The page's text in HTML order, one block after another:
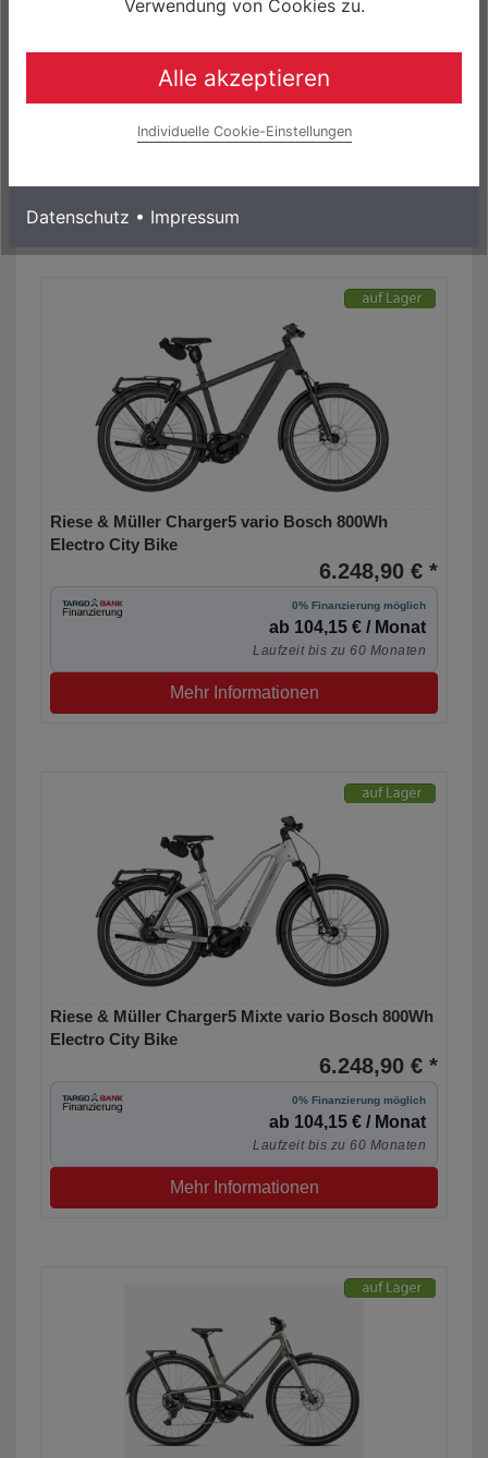
City Bike
6.468,70 € *
ab 107,81 € / Monat
Riese & Müller Charger5 vario Bosch 800Wh
Electro City Bike
6.248,90 € *
0% Finanzierung möglich
ab 104,15 € / Monat
Laufzeit bis zu 60 Monaten
Mehr Informationen
Riese & Müller Charger5 Mixte vario Bosch 800Wh
Electro City Bike
6.248,90 € *
0% Finanzierung möglich
ab 104,15 € / Monat
Laufzeit bis zu 60 Monaten
Mehr Informationen
Verwendung von Cookies zu.
Alle akzeptieren
Individuelle Cookie-Einstellungen
Datenschutz • Impressum